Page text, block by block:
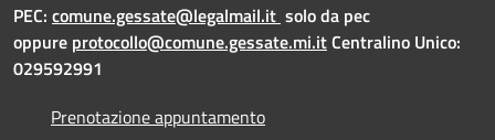
PEC: comune.gessate@legalmail.it solo da pec
oppure protocollo@comune.gessate.mi.itCentralino Unico:
029592991
Prenotazione appuntamento